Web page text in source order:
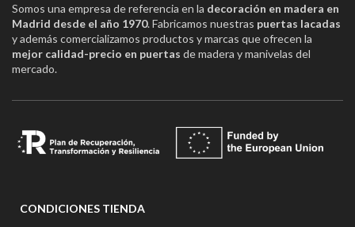
Somos una empresa de referencia en la decoración en madera en
Madrid desde el año 1970. Fabricamos nuestras puertas lacadas
y además comercializamos productos y marcas que ofrecen la
mejor calidad-precio en puertas de madera y manivelas del
mercado.
CONDICIONES TIENDA